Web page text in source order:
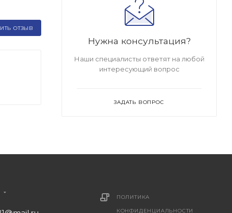
ОТЗЫВ
Нужна консультация?
Наши специалисты ответят на любой
интересующий вопрос
ЗАДАТЬ ВОПРОС
ПОЛИТИКА
КОНФИДЕНЦИАЛЬНОСТИ